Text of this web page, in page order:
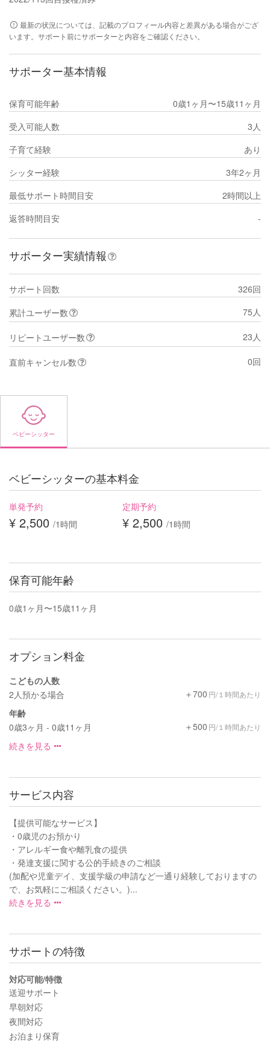
最新の状況については、記載のプロフィール内容と差異がある場合がござ
います。サポート前にサポーターと内容をご確認ください。
サポーター基本情報
保育可能年齢
0歳1ヶ月〜15歳11ヶ月
受入可能人数
3人
子育て経験
あり
シッター経験
3年2ヶ月
最低サポート時間目安
2時間以上
返答時間目安
-
サポーター実績情報
サポート回数
326回
累計ユーザー数
75人
リピートユーザー数 23人
直前キャンセル数 0回
ベビーシッター
ベビーシッターの基本料金
単発予約
¥ 2,500 /1時間
定期予約
¥ 2,500 /1時間
保育可能年齢
0歳1ヶ月〜15歳11ヶ月
オプション料金
こどもの人数
2人預かる場合
＋700 円/１時間あたり
年齢
0歳3ヶ月 - 0歳11ヶ月
＋500 円/１時間あたり
続きを見る
サービス内容
【提供可能なサービス】
・0歳児のお預かり
・アレルギー食や離乳食の提供
・発達支援に関する公的手続きのご相談
(加配や児童デイ、支援学級の申請など一通り経験しておりますの
で、お気軽にご相談ください。)...
続きを見る
サポートの特徴
対応可能/特徴
送迎サポート
早朝対応
夜間対応
お泊まり保育